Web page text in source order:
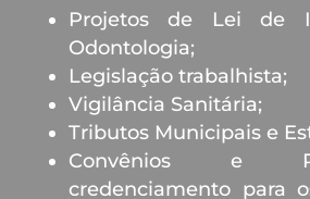
Projetos de Lei de
Odontologia;
Legislação trabalhista;
Vigilância Sanitária;
Tributos Municipais e
Convênios e
credenciamento para